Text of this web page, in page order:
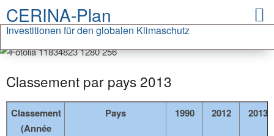
CERINA-Plan
Investitionen für den globalen Klimaschutz
Classement par pays 2013
Classement
(Année
Pays 1990 2012 2013